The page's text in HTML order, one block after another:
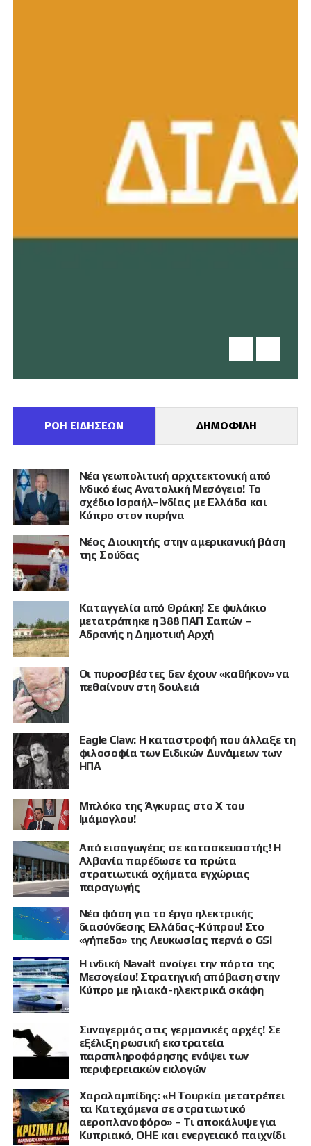
ΠΡΟΒΟΛΗ
ΡΟΗ ΕΙΔΗΣΕΩΝ ΔΗΜΟΦΙΛΗ
Νέα γεωπολιτική αρχιτεκτονική από
Ινδικό έως Ανατολική Μεσόγειο! Το
σχέδιο Ισραήλ–Ινδίας με Ελλάδα και
Κύπρο στον πυρήνα
Νέος Διοικητής στην αμερικανική βάση
της Σούδας
Καταγγελία από Θράκη! Σε φυλάκιο
μετατράπηκε η 388 ΠΑΠ Σαπών –
Αδρανής η Δημοτική Αρχή
Οι πυροσβέστες δεν έχουν «καθήκον» να
πεθαίνουν στη δουλειά
Eagle Claw: Η καταστροφή που άλλαξε τη
φιλοσοφία των Ειδικών Δυνάμεων των
ΗΠΑ
Μπλόκο της Άγκυρας στο X του
Ιμάμογλου!
Από εισαγωγέας σε κατασκευαστής! Η
Αλβανία παρέδωσε τα πρώτα
στρατιωτικά οχήματα εγχώριας
παραγωγής
Νέα φάση για το έργο ηλεκτρικής
διασύνδεσης Ελλάδας-Κύπρου! Στο
«γήπεδο» της Λευκωσίας περνά ο GSI
Η ινδική Navalt ανοίγει την πόρτα της
Μεσογείου! Στρατηγική απόβαση στην
Κύπρο με ηλιακά-ηλεκτρικά σκάφη
Συναγερμός στις γερμανικές αρχές! Σε
εξέλιξη ρωσική εκστρατεία
παραπληροφόρησης ενόψει των
περιφερειακών εκλογών
Χαραλαμπίδης: «Η Τουρκία μετατρέπει
τα Κατεχόμενα σε στρατιωτικό
αεροπλανοφόρο» – Τι αποκάλυψε για
Κυπριακό, ΟΗΕ και ενεργειακό παιχνίδι